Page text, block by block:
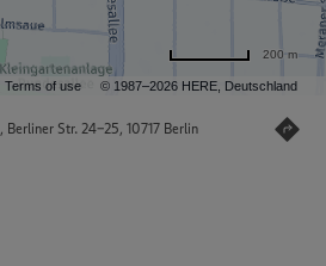
Terms of use © 1987–2026 HERE, Deutschland
200 m
, Berliner Str. 24-25, 10717 Berlin